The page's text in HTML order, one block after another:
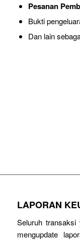
Pesanan
Bukti
Dan lain
LAPORAN
Seluruh
mengupdate